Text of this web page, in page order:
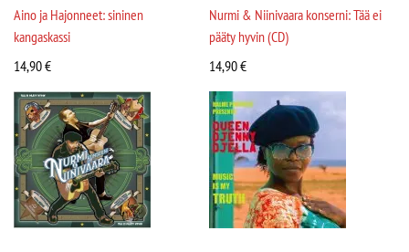
Aino ja Hajonneet: sininen
kangaskassi
14,90€
Nurmi & Niinivaara konserni: Tää ei
pääty hyvin (CD)
14,90€